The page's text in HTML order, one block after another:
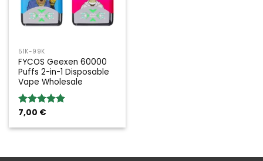
51K-99K
FYCOS Geexen 60000
Puffs 2-in-1 Disposable
Vape Wholesale
Rated5.00
7,00 €